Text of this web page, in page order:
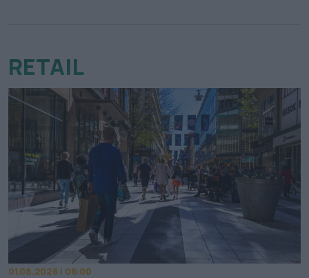
RETAIL
01.08.2026 | 08:00